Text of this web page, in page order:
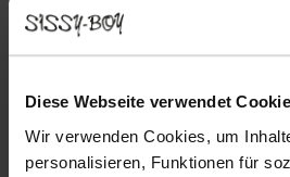
Diese Webseite verwendet
Wir verwenden Cookies, um
personalisieren, Funktionen für
Hängelampe Aural Shades
179.99
Ausgewählte Größe: Onesize